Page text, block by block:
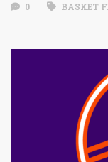
0 BASKET